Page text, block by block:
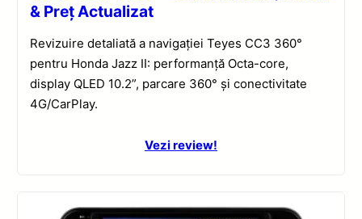
& Preț Actualizat
Revizuire detaliată a navigației Teyes CC3 360°
pentru Honda Jazz II: performanță Octa-core,
display QLED 10.2”, parcare 360° și conectivitate
4G/CarPlay.
Vezi review!